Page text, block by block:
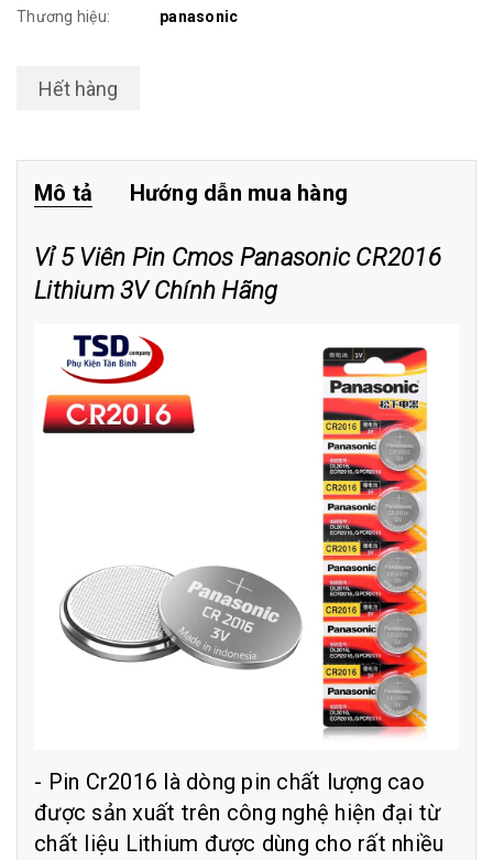
Thương hiệu:
panasonic
Hết hàng
Mô tả Hướng dẫn mua hàng
Vỉ 5 Viên Pin Cmos Panasonic CR2016
Lithium 3V Chính Hãng
- Pin Cr2016 là dòng pin chất lượng cao
được sản xuất trên công nghệ hiện đại từ
chất liệu Lithium được dùng cho rất nhiều